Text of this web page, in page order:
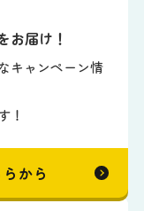
お届け！
キャンペーン情
！
から